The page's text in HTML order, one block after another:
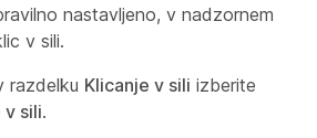
nastavljeno, v nadzornem
v sili.
razdelku Klicanje v sili izberite
v sili.